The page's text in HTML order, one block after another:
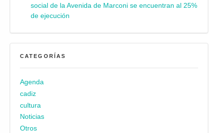
social de la Avenida de Marconi se encuentran al 25%
de ejecución
CATEGORÍAS
Agenda
cadiz
cultura
Noticias
Otros